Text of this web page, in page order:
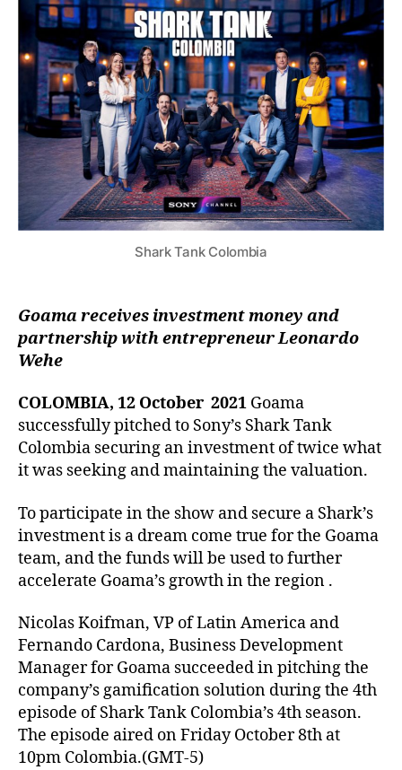
Shark Tank Colombia
Goama receives investment money and
partnership with entrepreneur Leonardo
Wehe
COLOMBIA, 12 October 2021 Goama
successfully pitched to Sony’s Shark Tank
Colombia securing an investment of twice what
it was seeking and maintaining the valuation.
To participate in the show and secure a Shark’s
investment is a dream come true for the Goama
team, and the funds will be used to further
accelerate Goama’s growth in the region .
Nicolas Koifman, VP of Latin America and
Fernando Cardona, Business Development
Manager for Goama succeeded in pitching the
company’s gamification solution during the 4th
episode of Shark Tank Colombia’s 4th season.
The episode aired on Friday October 8th at
10pm Colombia.(GMT-5)